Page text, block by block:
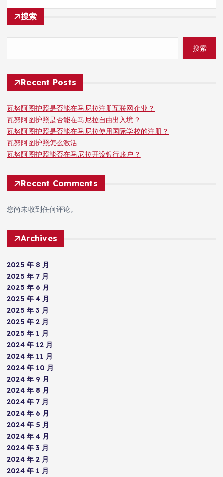
搜索
搜索
Recent Posts
瓦努阿图护照是否能在马尼拉注册互联网企业？
瓦努阿图护照是否能在马尼拉自由出入境？
瓦努阿图护照是否能在马尼拉使用国际学校的注册？
瓦努阿图护照怎么激活
瓦努阿图护照能否在马尼拉开设银行账户？
Recent Comments
您尚未收到任何评论。
Archives
2025 年 8 月
2025 年 7 月
2025 年 6 月
2025 年 4 月
2025 年 3 月
2025 年 2 月
2025 年 1 月
2024 年 12 月
2024 年 11 月
2024 年 10 月
2024 年 9 月
2024 年 8 月
2024 年 7 月
2024 年 6 月
2024 年 5 月
2024 年 4 月
2024 年 3 月
2024 年 2 月
2024 年 1 月